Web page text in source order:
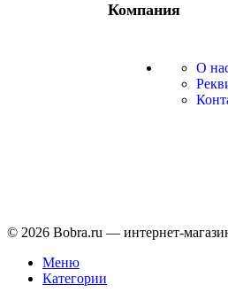
Компания
О
© 2026 Bobra.ru — интернет-
Меню
Категории